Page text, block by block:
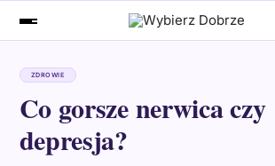
ZDROWIE
Co gorsze nerwica czy
depresja?